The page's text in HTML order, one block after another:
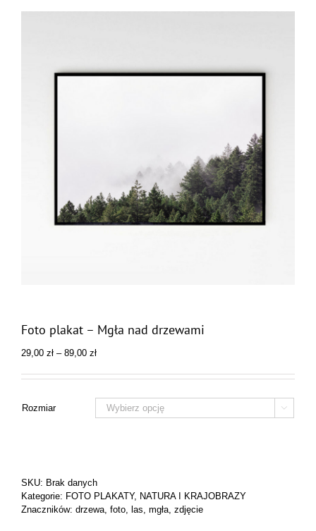
Foto plakat – Mgła nad drzewami
29,00 zł – 89,00 złZakres
od
89,00 zł
Rozmiar 
SKU: Brak danych
Kategorie: FOTO PLAKATY, NATURA I KRAJOBRAZY
Znaczników: drzewa, foto, las, mgła, zdjęcie